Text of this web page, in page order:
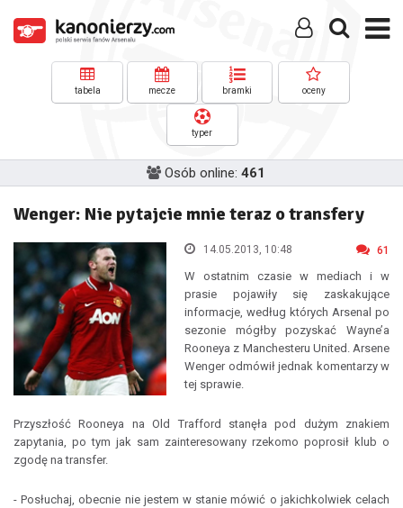
tabela mecze bramki oceny
typer
Osób online: 461
Wenger: Nie pytajcie mnie teraz o transfery
14.05.2013, 10:48 61
W ostatnim czasie w mediach i w
prasie pojawiły się zaskakujące
informacje, według których Arsenal po
sezonie mógłby pozyskać Wayne’a
Rooneya z Manchesteru United. Arsene
Wenger odmówił jednak komentarzy w
tej sprawie.
Przyszłość Rooneya na Old Trafford stanęła pod dużym znakiem
zapytania, po tym jak sam zainteresowany rzekomo poprosił klub o
zgodę na transfer.
- Posłuchaj, obecnie nie jestem w stanie mówić o jakichkolwiek celach